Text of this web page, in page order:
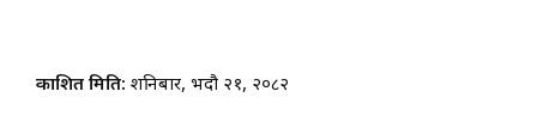
प्रकाशित मिति: शनिबार, भदौ २१, २०८२